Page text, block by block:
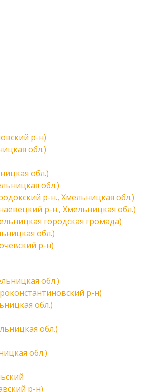
р-н)
обл.)
обл.)
обл.)
р-н., Хмельницкая обл.)
р-н., Хмельницкая обл.)
городская громада)
обл.)
р-н)
обл.)
р-н)
обл.)
обл.)
обл.)
р-н)